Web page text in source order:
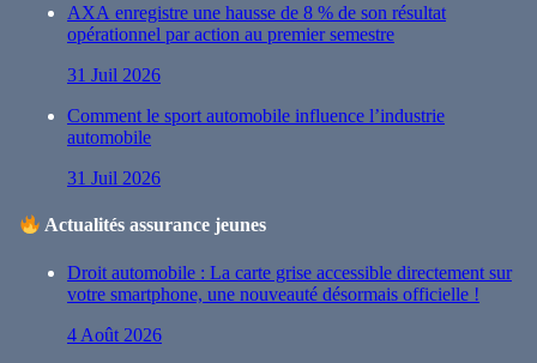
AXA enregistre une hausse de 8 % de son résultat
opérationnel par action au premier semestre
31 Juil 2026
Comment le sport automobile influence l’industrie
automobile
31 Juil 2026
Actualités assurance jeunes
Droit automobile : La carte grise accessible directement sur
votre smartphone, une nouveauté désormais officielle !
4 Août 2026